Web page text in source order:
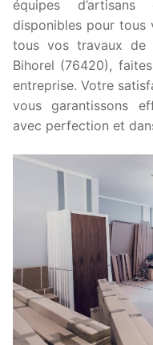
équipes
disponibles pour tous
tous vos travaux de
Bihorel (76420),
entreprise. Votre
vous garantissons
avec perfection et